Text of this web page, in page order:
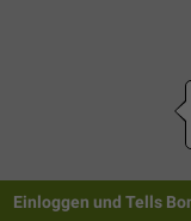
Einloggen und Tells